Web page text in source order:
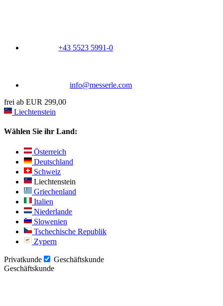
+43 5523 5991-0
info@messerle.com
frei ab EUR 299,00
Liechtenstein
Wählen Sie ihr Land:
Österreich
Deutschland
Schweiz
Liechtenstein
Griechenland
Italien
Niederlande
Slowenien
Tschechische Republik
Zypern
Privatkunde
Geschäftskunde
Geschäftskunde